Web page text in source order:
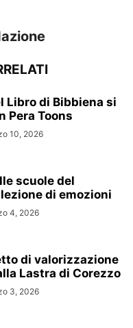
Libro di Bibbiena si
Pera Toons
10, 2026
scuole del
di emozioni
4, 2026
di valorizzazione
Lastra di Corezzo
3, 2026